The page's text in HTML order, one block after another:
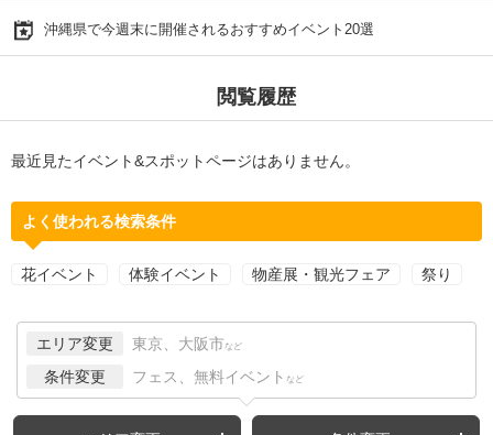
沖縄県で今週末に開催されるおすすめイベント20選
閲覧履歴
最近見たイベント&スポットページはありません。
よく使われる検索条件
花イベント 体験イベント 物産展・観光フェア 祭り
エリア変更 東京、大阪市 など
条件変更 フェス、無料イベント など